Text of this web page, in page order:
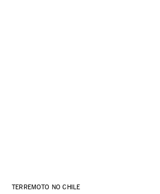
TERREMOTO NO CHILE